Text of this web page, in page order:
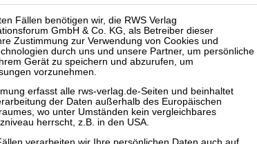
Immobiliendarlehensforderungen (Vorlagefrage an